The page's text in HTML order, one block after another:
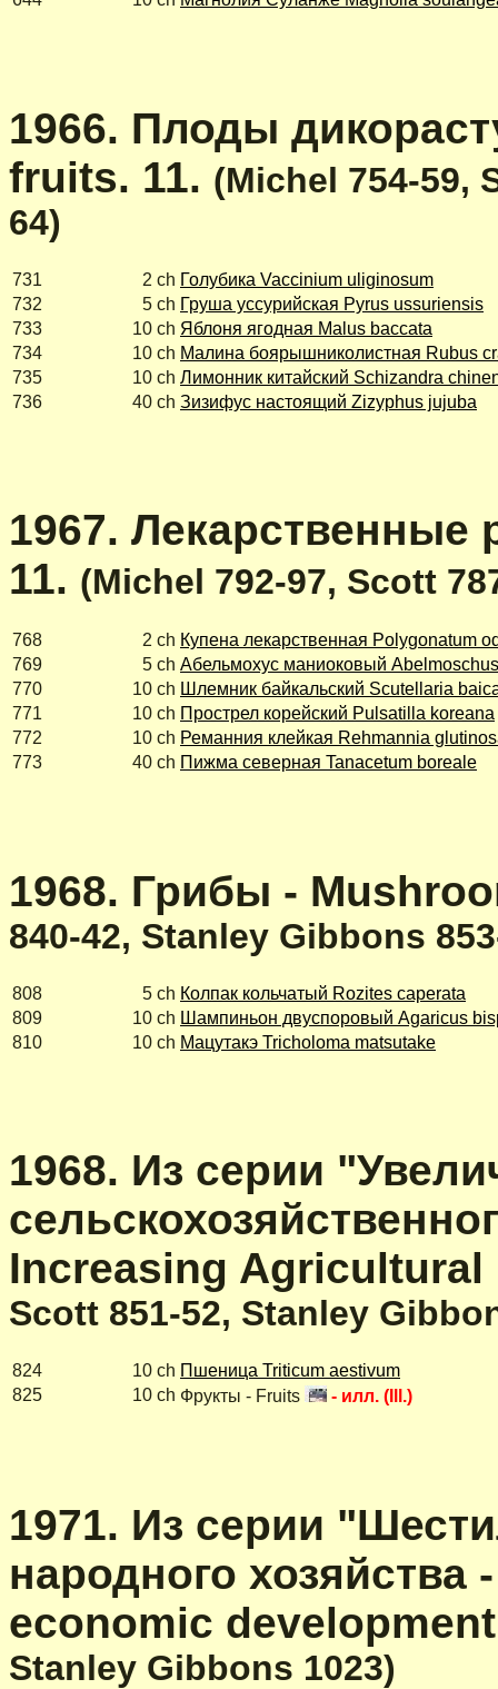
1966. Плоды
fruits. 11. (Michel 754-59,
64)
731 2 ch Голубика Vaccinium uliginosum
732
5 ch Груша уссурийская Pyrus ussuriensis
733
10 ch Яблоня ягодная Malus baccata
734
10 ch Малина боярышниколистная Rubus
735
10 ch Лимонник китайский Schizandra
736
40 ch Зизифус настоящий Zizyphus jujuba
1967. Лекарственные
11. (Michel 792-97, Scott
768 2 ch Купена лекарственная Polygonatum
769
5 ch Абельмохус маниоковый
770
10 ch Шлемник байкальский Scutellaria
771
10 ch Прострел корейский Pulsatilla koreana
772
10 ch Реманния клейкая Rehmannia
773
40 ch Пижма северная Tanacetum boreale
1968. Грибы -
840-42, Stanley Gibbons
808 5 ch Колпак кольчатый Rozites caperata
809
10 ch Шампиньон двуспоровый Agaricus
810
10 ch Мацутакэ Tricholoma matsutake
1968. Из серии
Increasing
Scott 851-52, Stanley
824 10 ch Пшеница Triticum aestivum
825
10 ch Фрукты - Fruits - илл. (Ill.)
1971. Из серии
народного
economic
Stanley Gibbons 1023)